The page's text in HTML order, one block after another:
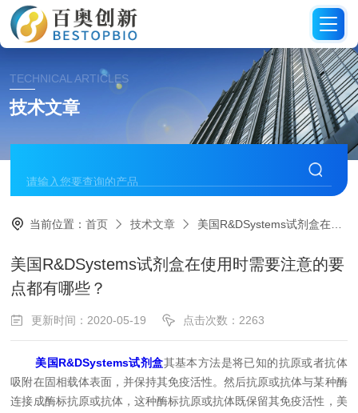
TECHNICAL ARTICLES
技术文章
当前位置：首页 技术文章 美国R&DSystems试剂盒在使用时需要注意的要点都有哪些？
美国R&DSystems试剂盒在使用时需要注意的要
点都有哪些？
更新时间：2020-05-19 点击次数：2263
美国R&DSystems试剂盒其基本方法是将已知的抗原或者抗体
吸附在固相载体表面，并保持其免疫活性。然后抗原或抗体与某种酶
连接成酶标抗原或抗体，这种酶标抗原或抗体既保留其免疫活性，美